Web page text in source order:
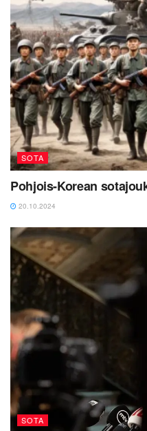
SOTA
Pohjois-Korean
20.10.2024
SOTA